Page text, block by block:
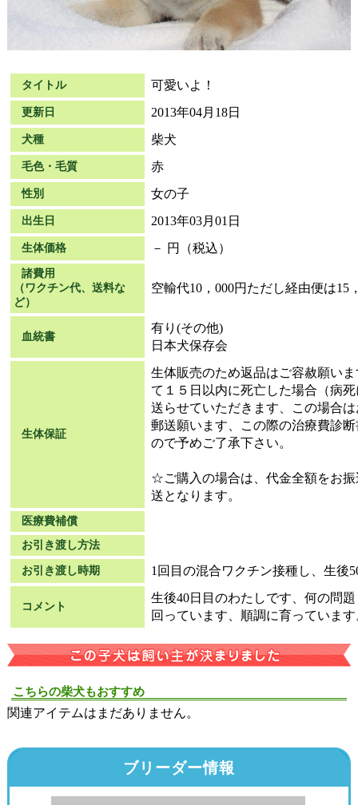
タイトル 可愛いよ！
更新日 2013年04月18日
犬種 柴犬
毛色・毛質 赤
性別 女の子
出生日 2013年03月01日
生体価格 － 円（税込）
諸費用
（ワクチン代、送料な
ど）
空輸代10，000円ただし経由便は15
血統書
有り(その他)
日本犬保存会
生体保証
生体販売のため返品はご容赦願い
て１５日以内に死亡した場合（病
送らせていただきます、この場合
郵送願います、この際の治療費診
ので予めご了承下さい。
☆ご購入の場合は、代金全額をお
送となります。
医療費補償
お引き渡し方法
お引き渡し時期 1回目の混合ワクチン接種し、生後
コメント
生後40日目のわたしです、何の問
回っています、順調に育っています
こちらの柴犬もおすすめ
関連アイテムはまだありません。
ブリーダー情報